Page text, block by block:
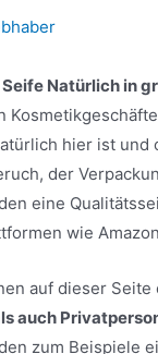
Natürlich in
hier ist
der
eine
wie
auf dieser Seite
auch
zum Beispiele